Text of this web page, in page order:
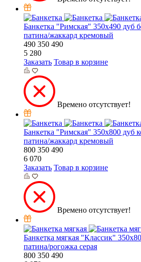
Банкетка "Римская" 350х490 дуб
патина/жаккард кремовый
490 350 490
5 280
Заказать Товар в корзине
Времено отсутствует!
Банкетка "Римская" 350х800 дуб
патина/жаккард кремовый
800 350 490
6 070
Заказать Товар в корзине
Времено отсутствует!
Банкетка мягкая "Классик"
патина/рогожка серая
800 350 490